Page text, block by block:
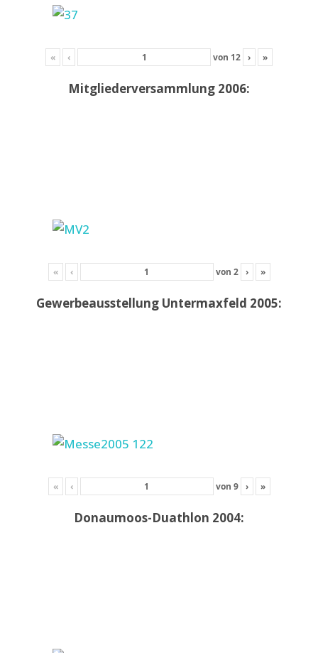
« ‹ von 12 › »
Mitgliederversammlung 2006:
« ‹ von 2 › »
Gewerbeausstellung Untermaxfeld 2005:
« ‹ von 9 › »
Donaumoos-Duathlon 2004: